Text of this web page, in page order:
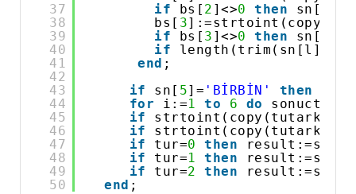
37
38
39
40
41
42
43
44
45
46
47
48
49
50
if
bs[ 2 ]<>0 then
bs[ 3
if
bs[ 3 ]<>0 then
if
length(trim(sn[l]))<>
end ;
if
sn[ 5]= 'BİRBİN' then
for
i:=1 to 6 do
if
strtoint(copy(tutark,
if
strtoint(copy(tutark,
if
tur=0 then
if
tur=1 then
if
tur=2 then
end ;